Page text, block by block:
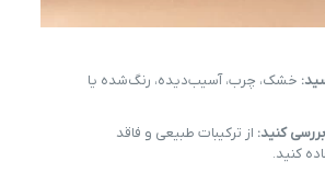
خشک، چرب، آسیب‌دیده، رنگ‌شده یا
کنید: از ترکیبات طبیعی و فاقد
کنید.